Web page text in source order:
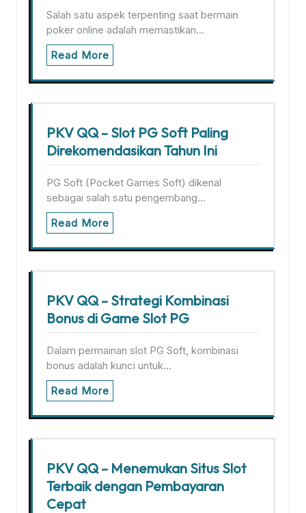
Salah satu aspek terpenting saat bermain
poker online adalah memastikan…
Read More
PKV QQ – Slot PG Soft Paling
Direkomendasikan Tahun Ini
PG Soft (Pocket Games Soft) dikenal
sebagai salah satu pengembang…
Read More
PKV QQ – Strategi Kombinasi
Bonus di Game Slot PG
Dalam permainan slot PG Soft, kombinasi
bonus adalah kunci untuk…
Read More
PKV QQ – Menemukan Situs Slot
Terbaik dengan Pembayaran
Cepat